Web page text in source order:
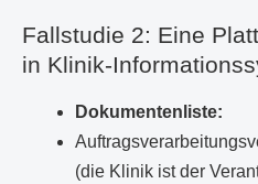
Fallstudie 2: Eine
in Klinik-
Dokumentenliste:
(die Klinik ist der